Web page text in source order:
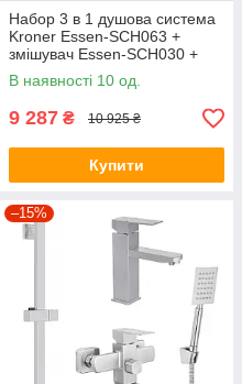
Набор 3 в 1 душова система
Kroner Essen-SCH063 +
змішувач Essen-SCH030 +
змішувач Essen-SCH010
В наявності 10 од.
9 287 ₴ 10 925 ₴
Купити
–15%